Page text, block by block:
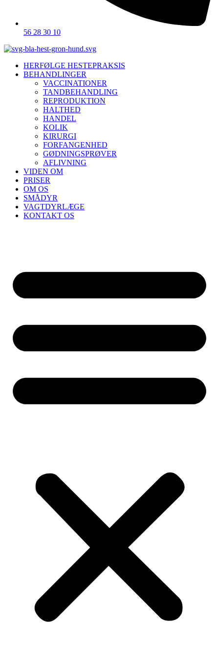
56 28 30 10
HERFØLGE HESTEPRAKSIS
BEHANDLINGER
VACCINATIONER
TANDBEHANDLING
REPRODUKTION
HALTHED
HANDEL
KOLIK
KIRURGI
FORFANGENHED
GØDNINGSPRØVER
AFLIVNING
VIDEN OM
PRISER
OM OS
SMÅDYR
VAGTDYRLÆGE
KONTAKT OS